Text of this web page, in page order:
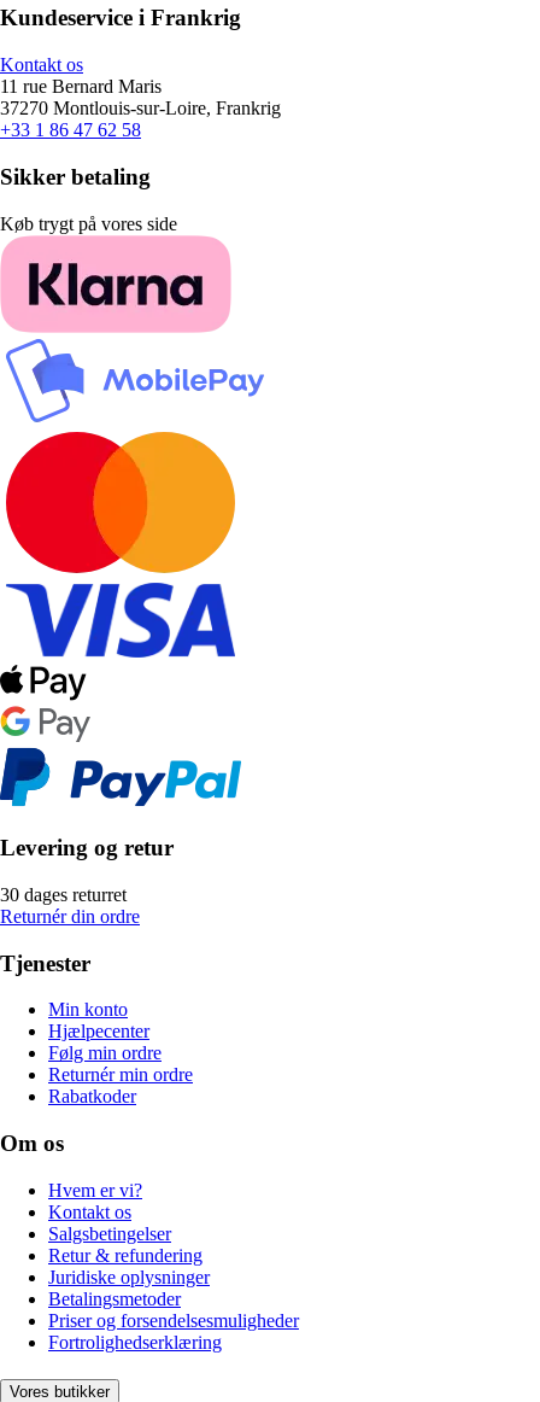
Kundeservice i Frankrig
Kontakt os
11 rue Bernard Maris
37270 Montlouis-sur-Loire, Frankrig
+33 1 86 47 62 58
Sikker betaling
Køb trygt på vores side
Levering og retur
30 dages returret
Returnér din ordre
Tjenester
Min konto
Hjælpecenter
Følg min ordre
Returnér min ordre
Rabatkoder
Om os
Hvem er vi?
Kontakt os
Salgsbetingelser
Retur & refundering
Juridiske oplysninger
Betalingsmetoder
Priser og forsendelsesmuligheder
Fortrolighedserklæring
Vores butikker